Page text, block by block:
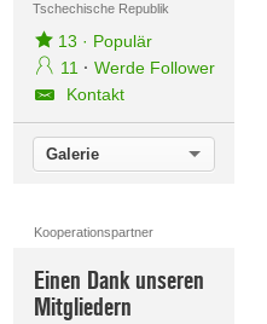
Tschechische Republik
13 · Populär
11 · Werde Follower
Kontakt
Galerie
Kooperationspartner
Einen Dank unseren
Mitgliedern